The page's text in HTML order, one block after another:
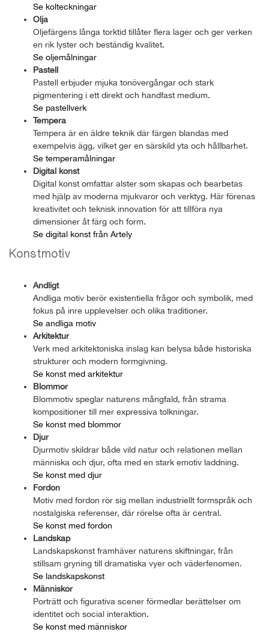
Se kolteckningar
Olja
Oljefärgens långa torktid tillåter flera lager och ger verken
en rik lyster och beständig kvalitet.
Se oljemålningar
Pastell
Pastell erbjuder mjuka tonövergångar och stark
pigmentering i ett direkt och handfast medium.
Se pastellverk
Tempera
Tempera är en äldre teknik där färgen blandas med
exempelvis ägg, vilket ger en särskild yta och hållbarhet.
Se temperamålningar
Digital konst
Digital konst omfattar alster som skapas och bearbetas
med hjälp av moderna mjukvaror och verktyg. Här förenas
kreativitet och teknisk innovation för att tillföra nya
dimensioner åt färg och form.
Se digital konst från Artely
Konstmotiv
Andligt
Andliga motiv berör existentiella frågor och symbolik, med
fokus på inre upplevelser och olika traditioner.
Se andliga motiv
Arkitektur
Verk med arkitektoniska inslag kan belysa både historiska
strukturer och modern formgivning.
Se konst med arkitektur
Blommor
Blommotiv speglar naturens mångfald, från strama
kompositioner till mer expressiva tolkningar.
Se konst med blommor
Djur
Djurmotiv skildrar både vild natur och relationen mellan
människa och djur, ofta med en stark emotiv laddning.
Se konst med djur
Fordon
Motiv med fordon rör sig mellan industriellt formspråk och
nostalgiska referenser, där rörelse ofta är central.
Se konst med fordon
Landskap
Landskapskonst framhäver naturens skiftningar, från
stillsam gryning till dramatiska vyer och väderfenomen.
Se landskapskonst
Människor
Porträtt och figurativa scener förmedlar berättelser om
identitet och social interaktion.
Se konst med människor